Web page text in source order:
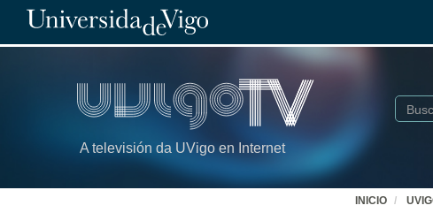
A televisión da UVigo en Internet
Buscar
INICIO